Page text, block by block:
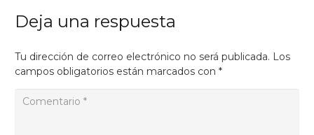
Deja una respuesta
Tu dirección de correo electrónico no será publicada. Los
campos obligatorios están marcados con *